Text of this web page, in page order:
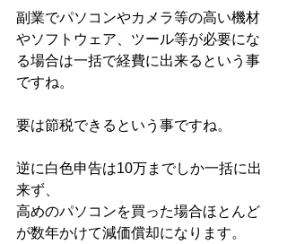
副業でパソコンやカメラ等の高い機材
やソフトウェア、ツール等が必要にな
る場合は一括で経費に出来るという事
ですね。
要は節税できるという事ですね。
逆に白色申告は10万までしか一括に出
来ず、
高めのパソコンを買った場合ほとんど
が数年かけて減価償却になります。